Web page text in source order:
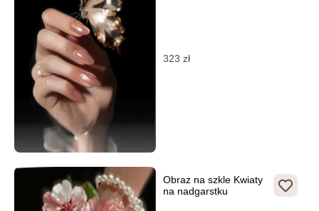
323 zł
Obraz na szkle Kwiaty
na nadgarstku